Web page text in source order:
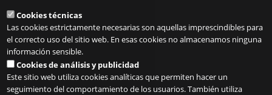
Cookies técnicas
Las cookies estrictamente necesarias son aquellas imprescindibles para
el correcto uso del sitio web. En esas cookies no almacenamos ninguna
información sensible.
Cookies de análisis y publicidad
Este sitio web utiliza cookies analíticas que permiten hacer un
seguimiento del comportamiento de los usuarios. También utiliza